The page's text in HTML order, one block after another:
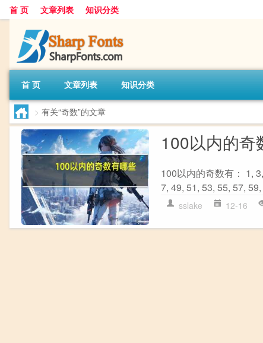
首 页 文章列表 知识分类
首 页 文章列表 知识分类
> 有关“奇数”的文章
100以内的奇
100以内的奇数有： 1,
7, 49, 51, 53, 55, 57,
sslake 12-16